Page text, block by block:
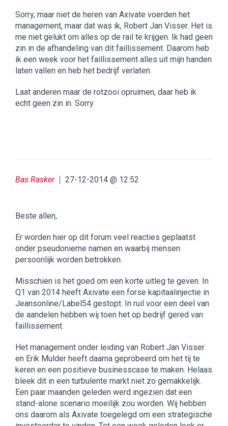
Sorry, maar niet de heren van Axivate voerden het
management, maar dat was ik, Robert Jan Visser. Het is
me niet gelukt om alles op de rail te krijgen. Ik had geen
zin in de afhandeling van dit faillissement. Daarom heb
ik een week voor het faillissement alles uit mijn handen
laten vallen en heb het bedrijf verlaten.
Laat anderen maar de rotzooi opruimen, daar heb ik
echt geen zin in. Sorry.
Bas Rasker 27-12-2014 @ 12:52
Beste allen,
Er worden hier op dit forum veel reacties geplaatst
onder pseudonieme namen en waarbij mensen
persoonlijk worden betrokken.
Misschien is het goed om een korte uitleg te geven. In
Q1 van 2014 heeft Axivate een forse kapitaalinjectie in
Jeansonline/Label54 gestopt. In ruil voor een deel van
de aandelen hebben wij toen het op bedrijf gered van
faillissement.
Het management onder leiding van Robert Jan Visser
en Erik Mulder heeft daarna geprobeerd om het tij te
keren en een positieve businesscase te maken. Helaas
bleek dit in een turbulente markt niet zo gemakkelijk.
Een paar maanden geleden werd ingezien dat een
stand-alone scenario moeilijk zou worden. Wij hebben
ons daarom als Axivate toegelegd om een strategische